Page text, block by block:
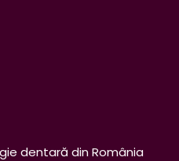
dentară din România